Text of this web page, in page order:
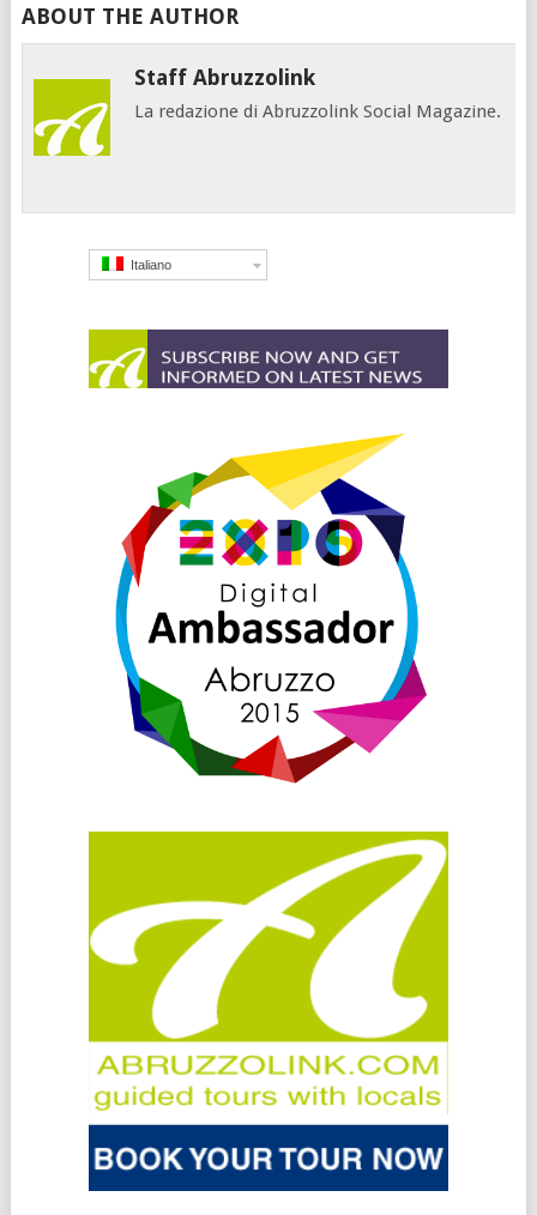
ABOUT THE AUTHOR
Staff Abruzzolink
La redazione di Abruzzolink Social Magazine.
Italiano